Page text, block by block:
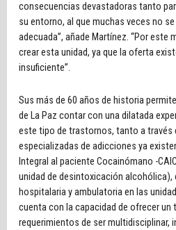
consecuencias devastadoras tanto
su entorno, al que muchas veces no
adecuada”, añade Martínez. “Por
crear esta unidad, ya que la oferta
insuficiente”.
Sus más de 60 años de historia
de La Paz contar con una dilatada
este tipo de trastornos, tanto a través
especializadas de adicciones ya
Integral al paciente Cocainómano -
unidad de desintoxicación
hospitalaria y ambulatoria en las
cuenta con la capacidad de ofrecer
requerimientos de ser multidisciplinar,